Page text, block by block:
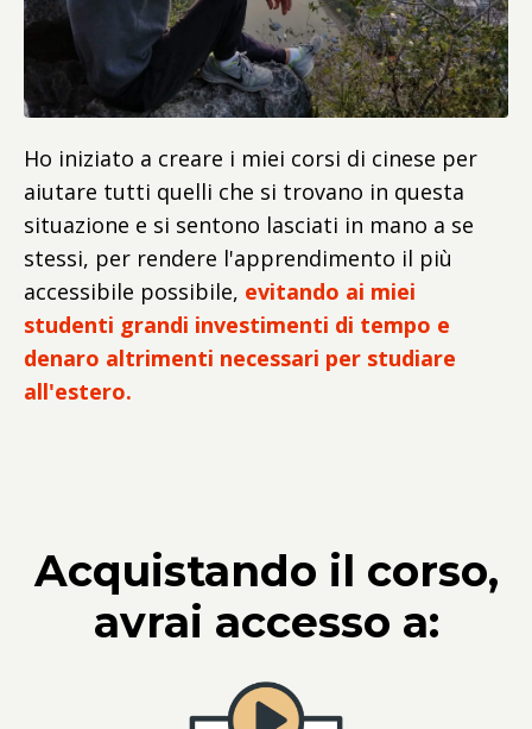
Ho iniziato a creare i miei corsi di cinese per
aiutare tutti quelli che si trovano in questa
situazione e si sentono lasciati in mano a se
stessi, per rendere l'apprendimento il più
accessibile possibile, evitando ai miei
studenti grandi investimenti di tempo e
denaro altrimenti necessari per studiare
all'estero.
Acquistando il corso,
avrai accesso a: